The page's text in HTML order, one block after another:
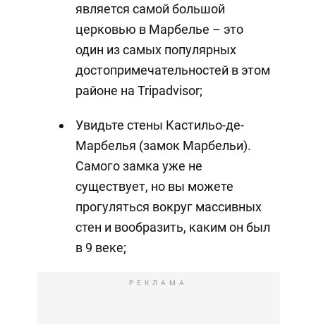
является самой большой
церковью в Марбелье – это
один из самых популярных
достопримечательностей в этом
районе на Tripadvisor;
Увидьте стены Кастильо-де-
Марбелья (замок Марбельи).
Самого замка уже не
существует, но вы можете
прогуляться вокруг массивных
стен и вообразить, каким он был
в 9 веке;
РЕКЛАМА